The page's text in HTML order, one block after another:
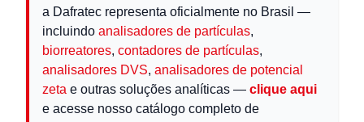
a Dafratec representa oficialmente no Brasil —
incluindo analisadores de partículas,
biorreatores, contadores de partículas,
analisadores DVS, analisadores de potencial
zeta e outras soluções analíticas — clique aqui
e acesse nosso catálogo completo de